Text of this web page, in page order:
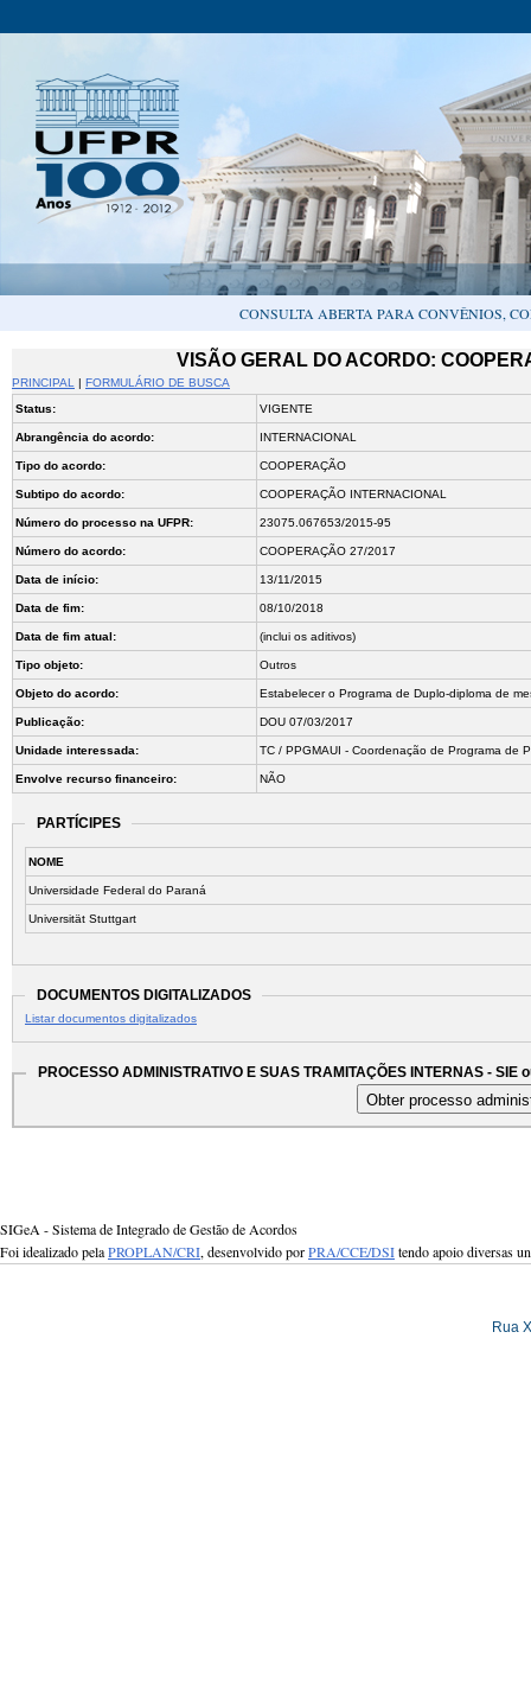
CONSULTA ABERTA PARA CONVÊNIOS,
VISÃO GERAL DO ACORDO:
PRINCIPAL | FORMULÁRIO DE BUSCA
Status:
VIGENTE
Abrangência do acordo: INTERNACIONAL
Tipo do acordo: COOPERAÇÃO
Subtipo do acordo: COOPERAÇÃO INTERNACIONAL
Número do processo na UFPR: 23075.067653/2015-95
Número do acordo: COOPERAÇÃO 27/2017
Data de início: 13/11/2015
Data de fim: 08/10/2018
Data de fim atual: (inclui os aditivos)
Tipo objeto: Outros
Objeto do acordo: Estabelecer o Programa de Duplo-diploma de
Publicação: DOU 07/03/2017
Unidade interessada: TC / PPGMAUI - Coordenação de Programa de
Envolve recurso financeiro: NÃO
PARTÍCIPES
NOME
Universidade Federal do Paraná
Universität Stuttgart
DOCUMENTOS DIGITALIZADOS
Listar documentos digitalizados
PROCESSO ADMINISTRATIVO E SUAS TRAMITAÇÕES INTERNAS - SIE
SIGeA - Sistema de Integrado de Gestão de Acordos
Foi idealizado pelaPROPLAN/CRI, desenvolvido porPRA/CCE/DSItendo apoio diversas
Rua